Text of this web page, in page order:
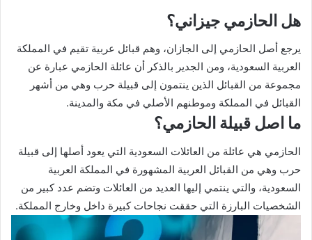
هل الحازمي جيزاني؟
يرجع أصل الحازمي إلى الجازان، وهم قبائل عربية تقيم في المملكة
العربية السعودية، ومن الجدير بالذكر أن عائلة الحازمي عبارة عن
مجموعة من القبائل الذين ينتمون إلى قبيلة حرب وهي من أشهر
القبائل في المملكة وموطنهم الأصلي في مكة والمدينة.
ما اصل قبيلة الحازمي؟
الحازمي هي عائلة من العائلات السعودية التي يعود أصلها إلى قبيلة
حرب وهي من القبائل العربية المشهورة في المملكة العربية
السعودية، والتي ينتمي إليها العديد من العائلات وتضم عدد كبير من
الشخصيات البارزة التي حققت نجاحات كبيرة داخل وخارج المملكة.